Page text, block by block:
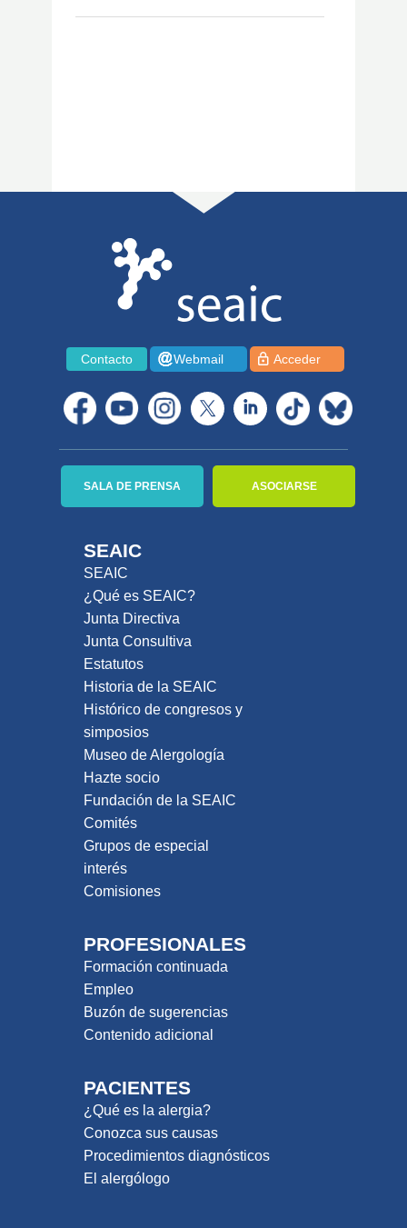
Contacto Webmail Acceder
SEAIC
SEAIC
¿Qué es SEAIC?
Junta Directiva
Junta Consultiva
Estatutos
Historia de la SEAIC
Histórico de congresos y
simposios
Museo de Alergología
Hazte socio
Fundación de la SEAIC
Comités
Grupos de especial
interés
Comisiones
PROFESIONALES
Formación continuada
Empleo
Buzón de sugerencias
Contenido adicional
PACIENTES
¿Qué es la alergia?
Conozca sus causas
Procedimientos diagnósticos
El alergólogo
SALA DE PRENSA ASOCIARSE